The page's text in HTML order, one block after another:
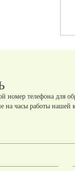
номер телефона для
на часы работы нашей